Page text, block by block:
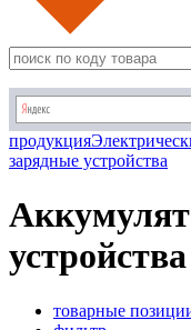
продукция
зарядные устройства
устройства
товарные